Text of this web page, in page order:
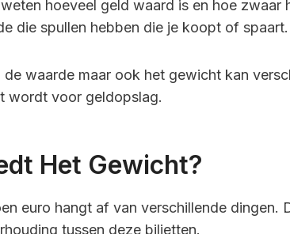
hoeveel geld waard is en hoe zwaar
die spullen hebben die je koopt of spaart.
de waarde maar ook het gewicht kan
wordt voor geldopslag.
Het Gewicht?
euro hangt af van verschillende dingen.
tussen deze biljetten.